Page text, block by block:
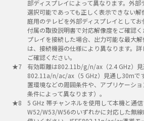
部ディスプレイによって異なります。外部
選択可能であっても正しく表示できない
庭用のテレビを外部ディスプレイとして
付属の取扱説明書で対応解像度をご確認く
プレイを接続した場合、出力可能な最大
は、接続機器の仕様により異なります。
ご確認ください。
有効距離は802.11b/g/n/ax（2.4 GHz）見
802.11a/n/ac/ax（5 GHz）見通し30mで
置環境などの周囲条件や、アプリケーシ
条件によって異なります）。
5 GHz 帯チャンネルを使用して本機と通信
W52/W53/W56のいずれかに対応した無線